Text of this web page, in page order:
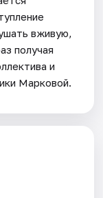
вживую,
получая
и
Марковой.